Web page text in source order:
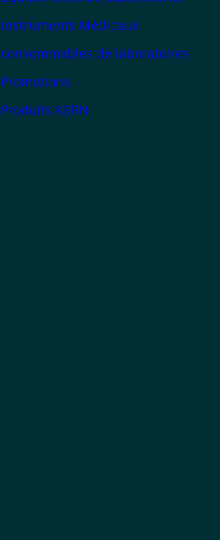
Instruments Médicaux
consommables de laboratoires
Promotions
Produits KERN